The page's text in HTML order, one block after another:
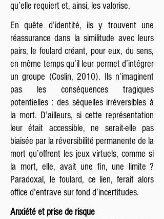
qu’elle requiert et, ainsi, les valorise.
En quête d’identité, ils y trouvent une
réassurance dans la similitude avec leurs
pairs, le foulard créant, pour eux, du sens,
en même temps qu’il leur permet d’intégrer
un groupe (Coslin, 2010). Ils n’imaginent
pas les conséquences tragiques
potentielles : des séquelles irréversibles à
la mort. D’ailleurs, si cette représentation
leur était accessible, ne serait-elle pas
biaisée par la réversibilité permanente de la
mort qu’offrent les jeux virtuels, comme si
la mort, elle, avait une fin, une limite ?
Paradoxal, le foulard, ce lien, ferait alors
office d’entrave sur fond d’incertitudes.
Anxiété et prise de risque